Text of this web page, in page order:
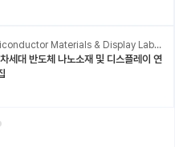
한양대학교 Nanosemiconductor Materials & Display Laboratory
세대 반도체 나노소재 및 디스플레이 연